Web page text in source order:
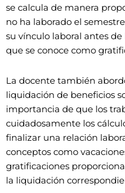
se calcula de manera
no ha laborado el
su vínculo laboral antes
que se conoce como
La docente también
liquidación de beneficios
importancia de que los
cuidadosamente los
finalizar una relación
conceptos como
gratificaciones
la liquidación